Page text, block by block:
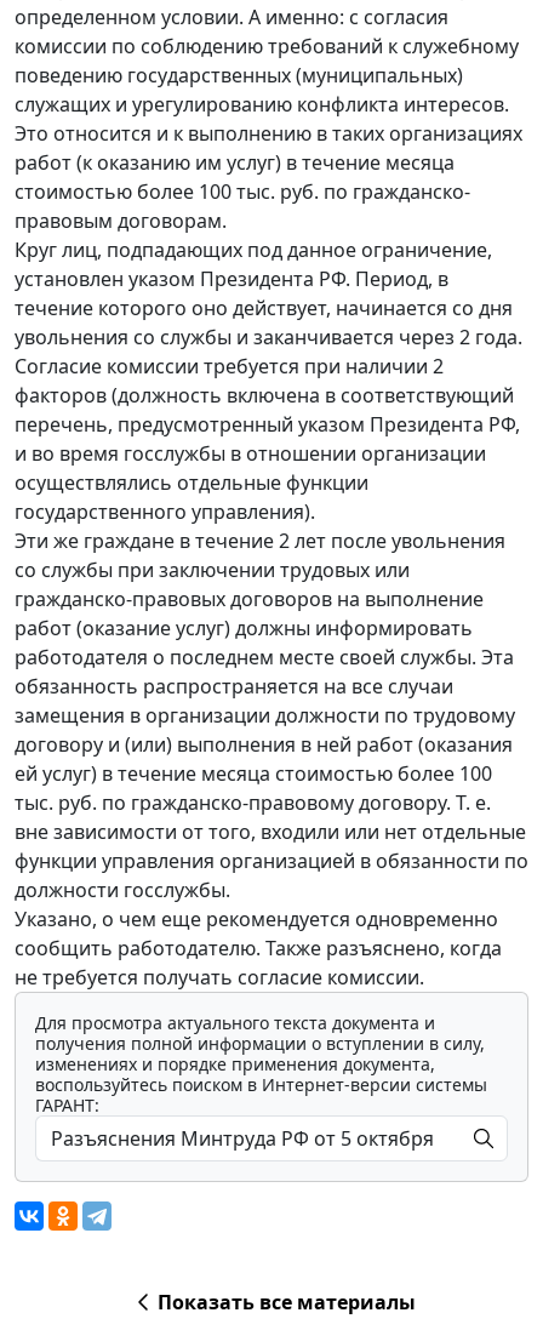
определенном условии. А именно: с согласия
комиссии по соблюдению требований к служебному
поведению государственных (муниципальных)
служащих и урегулированию конфликта интересов.
Это относится и к выполнению в таких организациях
работ (к оказанию им услуг) в течение месяца
стоимостью более 100 тыс. руб. по гражданско-
правовым договорам.
Круг лиц, подпадающих под данное ограничение,
установлен указом Президента РФ. Период, в
течение которого оно действует, начинается со дня
увольнения со службы и заканчивается через 2 года.
Согласие комиссии требуется при наличии 2
факторов (должность включена в соответствующий
перечень, предусмотренный указом Президента РФ,
и во время госслужбы в отношении организации
осуществлялись отдельные функции
государственного управления).
Эти же граждане в течение 2 лет после увольнения
со службы при заключении трудовых или
гражданско-правовых договоров на выполнение
работ (оказание услуг) должны информировать
работодателя о последнем месте своей службы. Эта
обязанность распространяется на все случаи
замещения в организации должности по трудовому
договору и (или) выполнения в ней работ (оказания
ей услуг) в течение месяца стоимостью более 100
тыс. руб. по гражданско-правовому договору. Т. е.
вне зависимости от того, входили или нет отдельные
функции управления организацией в обязанности по
должности госслужбы.
Указано, о чем еще рекомендуется одновременно
сообщить работодателю. Также разъяснено, когда
не требуется получать согласие комиссии.
Для просмотра актуального текста документа и
получения полной информации о вступлении в силу,
изменениях и порядке применения документа,
воспользуйтесь поиском в Интернет-версии системы
ГАРАНТ:
Показать все материалы